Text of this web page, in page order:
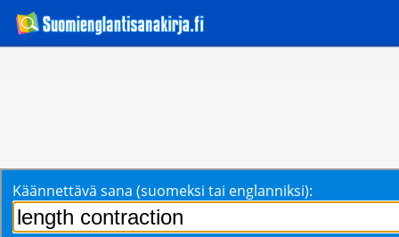
Käännettävä sana (suomeksi tai englanniksi):